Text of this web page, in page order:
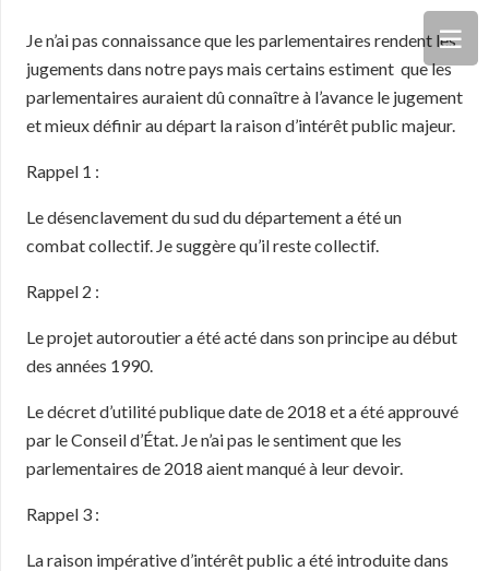
Je n’ai pas connaissance que les parlementaires rendent les
jugements dans notre pays mais certains estiment que les
parlementaires auraient dû connaître à l’avance le jugement
et mieux définir au départ la raison d’intérêt public majeur.
Rappel 1 :
Le désenclavement du sud du département a été un
combat collectif. Je suggère qu’il reste collectif.
Rappel 2 :
Le projet autoroutier a été acté dans son principe au début
des années 1990.
Le décret d’utilité publique date de 2018 et a été approuvé
par le Conseil d’État. Je n’ai pas le sentiment que les
parlementaires de 2018 aient manqué à leur devoir.
Rappel 3 :
La raison impérative d’intérêt public a été introduite dans